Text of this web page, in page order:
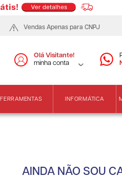
Vendas Apenas para CNPJ
Olá Visitante!
minha conta
FERRAMENTAS INFORMÁTICA
AINDA NÃO SOU